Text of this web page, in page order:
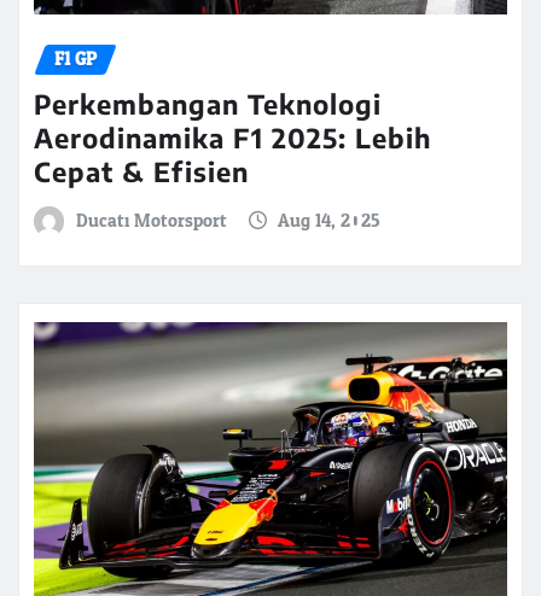
F1 GP
Perkembangan Teknologi
Aerodinamika F1 2025: Lebih
Cepat & Efisien
Ducati Motorsport Aug 14, 2025